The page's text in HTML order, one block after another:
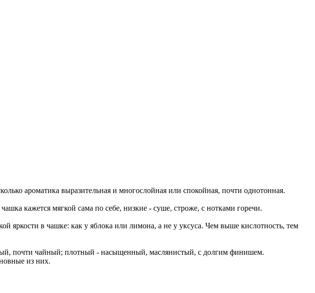
ароматика выразительная и многослойная или спокойная, почти однотонная.
кажется мягкой сама по себе, низкие - суше, строже, с нотками горечи.
яркости в чашке: как у яблока или лимона, а не у уксуса. Чем выше кислотность, тем
почти чайный; плотный - насыщенный, маслянистый, с долгим финишем.
из них.